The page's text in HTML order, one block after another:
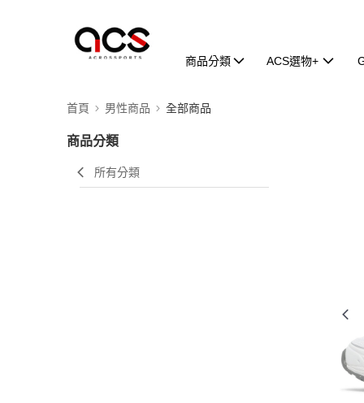
商品分類 ACS選物+
首頁 男性商品 全部商品
商品分類
所有分類